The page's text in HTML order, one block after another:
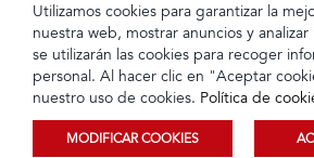
© 2023 TIENDEC S.A | Todos los
Utilizamos cookies para garantizar la
nuestra web, mostrar anuncios y
se utilizarán las cookies para recoger
personal. Al hacer clic en "Aceptar
nuestro uso de cookies. Política de
MODIFICAR COOKIES